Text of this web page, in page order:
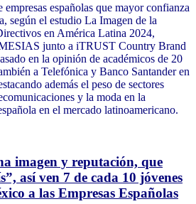
españolas que mayor confianza
según el estudio La Imagen de la
en América Latina 2024,
junto a iTRUST Country Brand
en la opinión de académicos de 20
a Telefónica y Banco Santander en
además el peso de sectores
y la moda en la
en el mercado latinoamericano.
imagen y reputación, que
así ven 7 de cada 10 jóvenes
a las Empresas Españolas